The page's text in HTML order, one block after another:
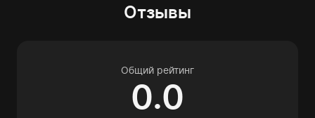
Отзывы
Общий рейтинг
0.0